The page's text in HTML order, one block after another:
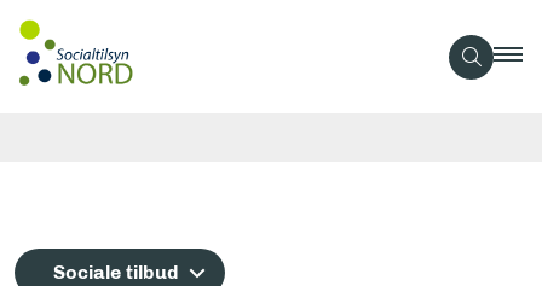
Sociale tilbud